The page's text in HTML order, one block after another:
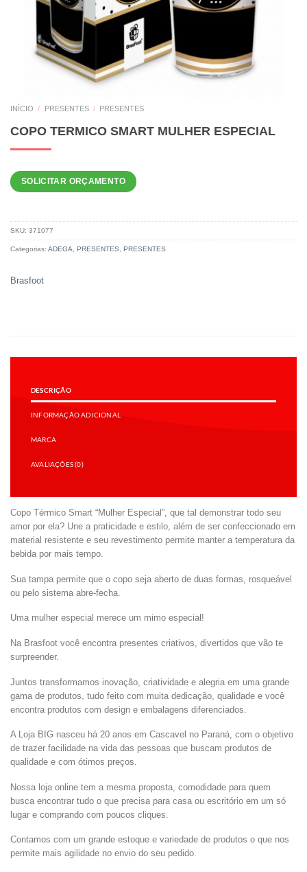
INÍCIO / PRESENTES / PRESENTES
COPO TERMICO SMART MULHER ESPECIAL
SOLICITAR ORÇAMENTO
SKU: 371077
Categorias: ADEGA, PRESENTES, PRESENTES
Brasfoot
DESCRIÇÃO
INFORMAÇÃO ADICIONAL
MARCA
AVALIAÇÕES (0)
Copo Térmico Smart “Mulher Especial”, que tal demonstrar todo seu
amor por ela? Une a praticidade e estilo, além de ser confeccionado em
material resistente e seu revestimento permite manter a temperatura da
bebida por mais tempo.
Sua tampa permite que o copo seja aberto de duas formas, rosqueável
ou pelo sistema abre-fecha.
Uma mulher especial merece um mimo especial!
Na Brasfoot você encontra presentes criativos, divertidos que vão te
surpreender.
Juntos transformamos inovação, criatividade e alegria em uma grande
gama de produtos, tudo feito com muita dedicação, qualidade e você
encontra produtos com design e embalagens diferenciados.
A Loja BIG nasceu há 20 anos em Cascavel no Paraná, com o objetivo
de trazer facilidade na vida das pessoas que buscam produtos de
qualidade e com ótimos preços.
Nossa loja online tem a mesma proposta, comodidade para quem
busca encontrar tudo o que precisa para casa ou escritório em um só
lugar e comprando com poucos cliques.
Contamos com um grande estoque e variedade de produtos o que nos
permite mais agilidade no envio do seu pedido.